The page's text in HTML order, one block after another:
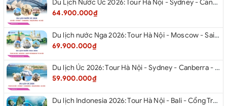
Du Lịch Nước Úc 2026: Tour Hà Nội - Sydney - Canberra - Melbourne - Hà Nội
64.900.000₫
Du lịch nước Nga 2026: Tour Hà Nội - Moscow - Saint Petersburg từ Hà Nội
69.900.000₫
Du lịch Úc 2026: Tour Hà Nội - Sydney - Canberra - Melbourne - Hà Nội
59.900.000₫
Du lịch Indonesia 2026: Tour Hà Nội - Bali - Cổng Trời Lempuyang - Swings Bali - Ngắm hoàng hôn biển Jimbaran - Kelingking - Sống Lưng Khủng Long từ Hà Nội